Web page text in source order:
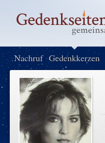
Nachruf Gedenkkerzen